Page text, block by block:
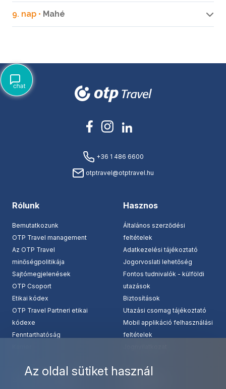
Az oldal sütiket használ
9. nap • Mahé
+36 1 486 6600
otptravel@otptravel.hu
Rólunk
Bemutatkozunk
OTP Travel management
Az OTP Travel
minőségpolitikája
Sajtómegjelenések
OTP Csoport
Etikai kódex
OTP Travel Partneri etikai
kódexe
Fenntarthatóság
Hasznos
Általános szerződési
feltételek
Adatkezelési tájékoztató
Jogorvoslati lehetőség
Fontos tudnivalók - külföldi
utazások
Biztosítások
Utazási csomag tájékoztató
Mobil applikáció felhasználási
feltételek